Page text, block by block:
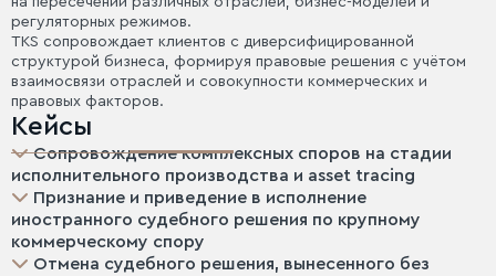
регуляторных режимов.
TKS сопровождает клиентов с диверсифицированной
структурой бизнеса, формируя правовые решения с учётом
взаимосвязи отраслей и совокупности коммерческих и
правовых факторов.
Кейсы
Сопровождение комплексных споров на стадии
исполнительного производства и asset tracing
Признание и приведение в исполнение
иностранного судебного решения по крупному
коммерческому спору
Отмена судебного решения, вынесенного без